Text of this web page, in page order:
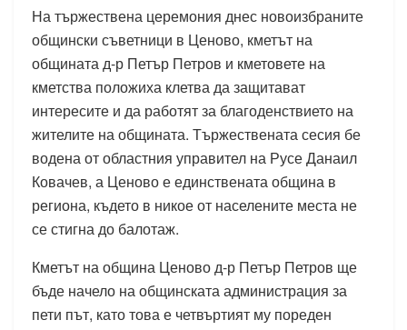
На тържествена церемония днес новоизбраните
общински съветници в Ценово, кметът на
общината д-р Петър Петров и кметовете на
кметства положиха клетва да защитават
интересите и да работят за благоденствието на
жителите на общината. Тържествената сесия бе
водена от областния управител на Русе Данаил
Ковачев, а Ценово е единствената община в
региона, където в никое от населените места не
се стигна до балотаж.
Кметът на община Ценово д-р Петър Петров ще
бъде начело на общинската администрация за
пети път, като това е четвъртият му пореден